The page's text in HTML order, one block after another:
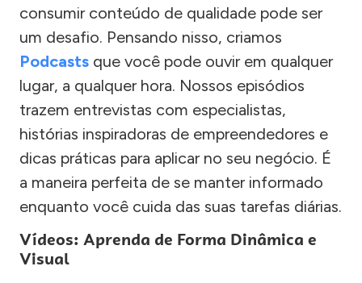
consumir conteúdo de qualidade pode ser
um desafio. Pensando nisso, criamos
Podcasts que você pode ouvir em qualquer
lugar, a qualquer hora. Nossos episódios
trazem entrevistas com especialistas,
histórias inspiradoras de empreendedores e
dicas práticas para aplicar no seu negócio. É
a maneira perfeita de se manter informado
enquanto você cuida das suas tarefas diárias.
Vídeos: Aprenda de Forma Dinâmica e
Visual